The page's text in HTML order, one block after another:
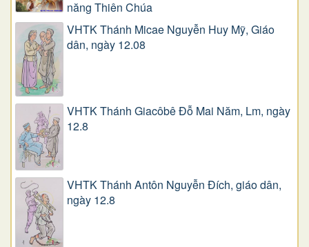
năng Thiên Chúa
VHTK Thánh Micae Nguyễn Huy Mỹ, Giáo
dân, ngày 12.08
VHTK Thánh Giacôbê Ðỗ Mai Năm, Lm, ngày
12.8
VHTK Thánh Antôn Nguyễn Ðích, giáo dân,
ngày 12.8